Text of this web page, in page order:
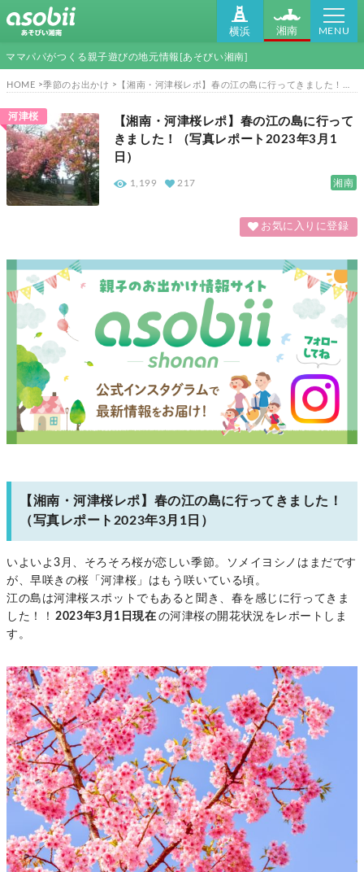
横浜 湘南 MENU
ママパパがつくる親子遊びの地元情報[あそびい湘南]
HOME 季節のお出かけ 【湘南・河津桜レポ】春の江の島に行ってきました！（写真レポート2023年3月1日）
河津桜
【湘南・河津桜レポ】春の江の島に行って
きました！（写真レポート2023年3月1
日）
湘南
1,199 217
お気に入りに登録
【湘南・河津桜レポ】春の江の島に行ってきました！
（写真レポート2023年3月1日）
いよいよ3月、そろそろ桜が恋しい季節。ソメイヨシノはまだです
が、早咲きの桜「河津桜」はもう咲いている頃。
江の島は河津桜スポットでもあると聞き、春を感じに行ってきま
した！！ 2023年3月1日現在 の河津桜の開花状況をレポートしま
す。